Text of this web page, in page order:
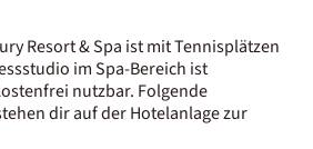
Resort & Spa ist mit Tennisplätzen
im Spa-Bereich ist
nutzbar. Folgende
dir auf der Hotelanlage zur